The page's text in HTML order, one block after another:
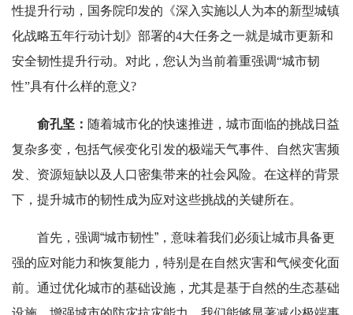
性提升行动，国务院印发的《深入实施以人为本的新型城镇
化战略五年行动计划》部署的4大任务之一就是城市更新和
安全韧性提升行动。对此，您认为当前着重强调“城市韧
性”具有什么样的意义?
俞孔坚： 随着城市化的快速推进，城市面临的挑战日益
复杂多变，包括气候变化引发的极端天气事件、自然灾害频
发、资源短缺以及人口密集带来的社会风险。在这样的背景
下，提升城市的韧性成为应对这些挑战的关键所在。
首先，强调“城市韧性”，意味着我们必须让城市具备更
强的应对能力和恢复能力，特别是在自然灾害和气候变化面
前。通过优化城市的基础设施，尤其是基于自然的生态基础